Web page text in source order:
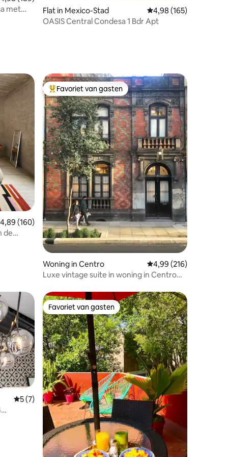
met
Flat in Mexico-Stad Gemiddelde
4,98 (165)
OASIS Central Condesa 1 Bdr Apt
beoordeling van 4,89 op 5, 160 recensies
4,89 (160)
de
Topfavoriet van gasten
Favoriet van gasten
Woning in Centro Gemiddelde
4,99 (216)
Luxe vintage suite in woning in Centro
Gemiddelde beoordeling van 5 op 5, 7 recensies
5 (7)
Favoriet van gasten
Favoriet van gasten